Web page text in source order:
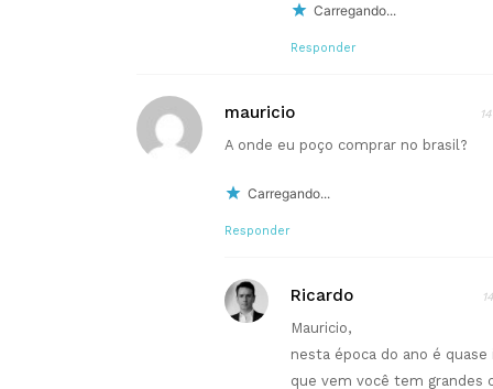
Carregando...
Responder
mauricio
A onde eu poço comprar no brasil?
Carregando...
Responder
Ricardo
Mauricio,
nesta época do ano é
que vem você tem grandes